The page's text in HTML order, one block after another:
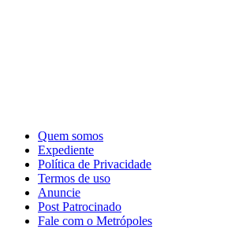
Quem somos
Expediente
Política de Privacidade
Termos de uso
Anuncie
Post Patrocinado
Fale com o Metrópoles